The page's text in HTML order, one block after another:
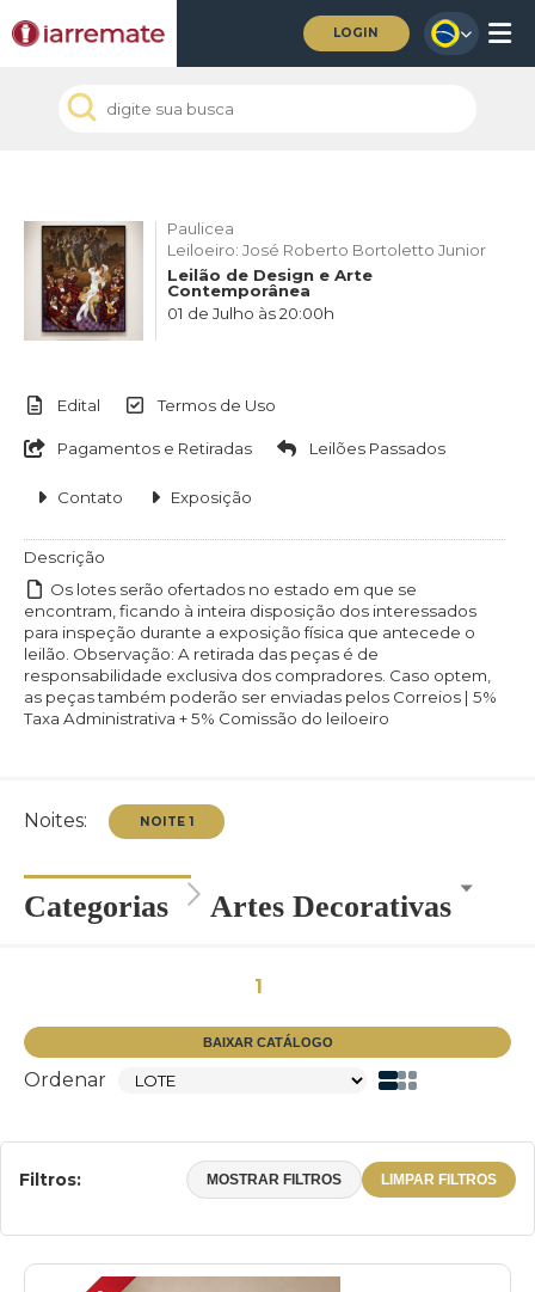
LOGIN
Paulicea
Leiloeiro: José Roberto Bortoletto Junior
Leilão de Design e Arte
Contemporânea
01 de Julho às 20:00h
Edital Termos de Uso
Pagamentos e Retiradas Leilões Passados
Contato Exposição
Descrição
Os lotes serão ofertados no estado em que se
encontram, ficando à inteira disposição dos interessados
para inspeção durante a exposição física que antecede o
leilão. Observação: A retirada das peças é de
responsabilidade exclusiva dos compradores. Caso optem,
as peças também poderão ser enviadas pelos Correios | 5%
Taxa Administrativa + 5% Comissão do leiloeiro
Noites:
NOITE 1
Categorias Artes Decorativas
1
BAIXAR CATÁLOGO
Ordenar
Filtros: MOSTRAR FILTROS LIMPAR FILTROS